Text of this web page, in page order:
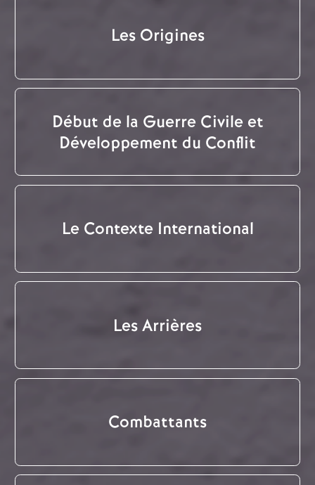
Les Origines
Début de la Guerre Civile et
Développement du Conflit
Le Contexte International
Les Arrières
Combattants